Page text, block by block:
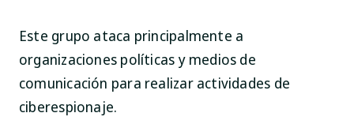
Este grupo ataca principalmente a
organizaciones políticas y medios de
comunicación para realizar actividades de
ciberespionaje.